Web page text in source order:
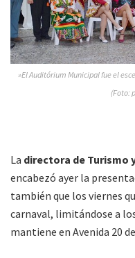
»El Auditórium Municipal fue el
(Foto:
La directora de Turismo
encabezó ayer la
también que los viernes
carnaval, limitándose a
mantiene en Avenida 20